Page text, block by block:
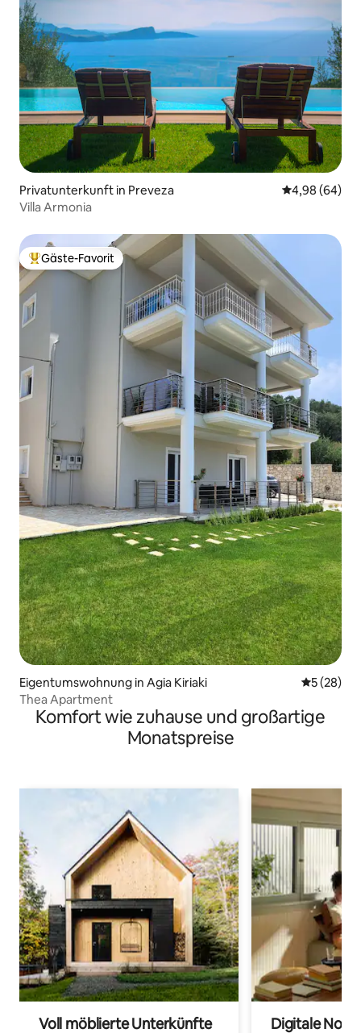
Privatunterkunft in Preveza
4,98 (64)
Villa Armonia
Beliebter Gäste-Favorit.
Gäste-Favorit
Eigentumswohnung in Agia Kiriaki
5 (28)
Thea Apartment
Komfort wie zuhause und großartige
Monatspreise
Voll möblierte Unterkünfte Digitale